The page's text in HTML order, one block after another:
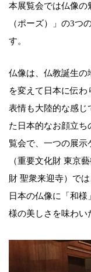
本展覧会では仏像の
（ポーズ）」の3つ
す。
仏像は、仏教誕生の
を変えて日本に伝
表情も大陸的な感じ
た日本的なお顔立ち
覧会で、一つの展示
（重要文化財 東京
財 聖衆来迎寺）で
日本の仏像に「和
様の美しさを味わい